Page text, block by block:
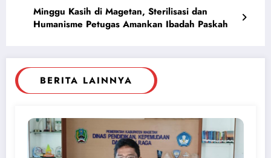
Minggu Kasih di Magetan, Sterilisasi dan
Humanisme Petugas Amankan Ibadah Paskah
BERITA LAINNYA